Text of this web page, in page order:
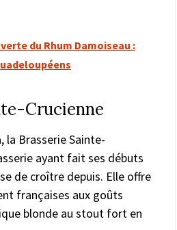
du Rhum Damoiseau :
Crucienne
la Brasserie Sainte-
ayant fait ses débuts
de croître depuis. Elle offre
françaises aux goûts
blonde au stout fort en